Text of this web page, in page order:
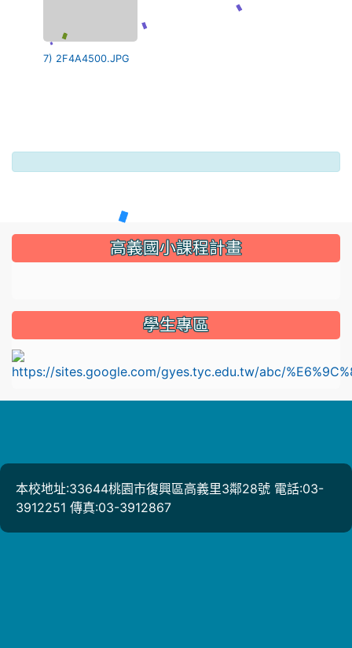
7) 2F4A4500.JPG
::: 高義國小課程計畫
學生專區
本校地址:33644桃園市復興區高義里3鄰28號 電話:03-
3912251 傳真:03-3912867